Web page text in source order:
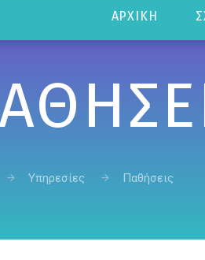
ΑΡΧΙΚΉ
Υπηρεσίες Παθήσεις